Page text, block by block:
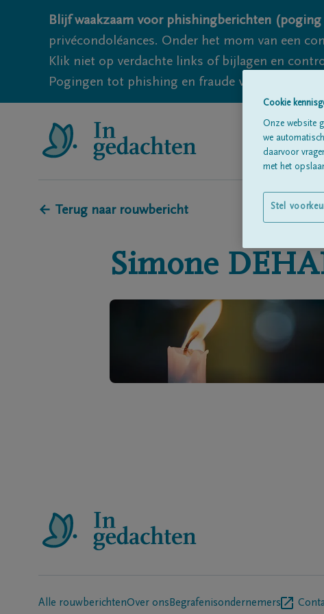
Blijf waakzaam voor phishingberichten
privécondoléances. Onder het mom van een
Klik niet op verdachte links of bijlagen en
Pogingen tot phishing en fraude vallen echter
← Terug naar rouwbericht
Simone
Alle rouwberichtenOver ons Begrafenisondernemers
Cookie
Onze website
we
daarvoor
met het
Stel